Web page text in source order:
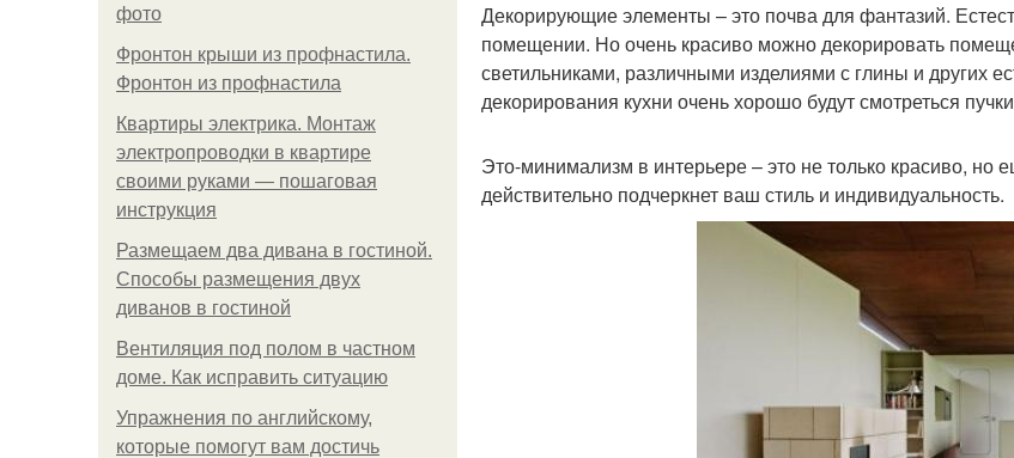
фото
Фронтон крыши из профнастила.
Фронтон из профнастила
Квартиры электрика. Монтаж
электропроводки в квартире
своими руками — пошаговая
инструкция
Размещаем два дивана в гостиной.
Способы размещения двух
диванов в гостиной
Вентиляция под полом в частном
доме. Как исправить ситуацию
Упражнения по английскому,
которые помогут вам достичь
Декорирующие элементы – это почва для фантазий.
помещении. Но очень красиво можно декорировать
светильниками, различными изделиями с глины и других
декорирования кухни очень хорошо будут смотреться
Это-минимализм в интерьере – это не только красиво, но
действительно подчеркнет ваш стиль и индивидуальность.